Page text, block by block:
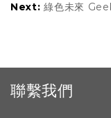
Next: 綠色未來
聯繫我們